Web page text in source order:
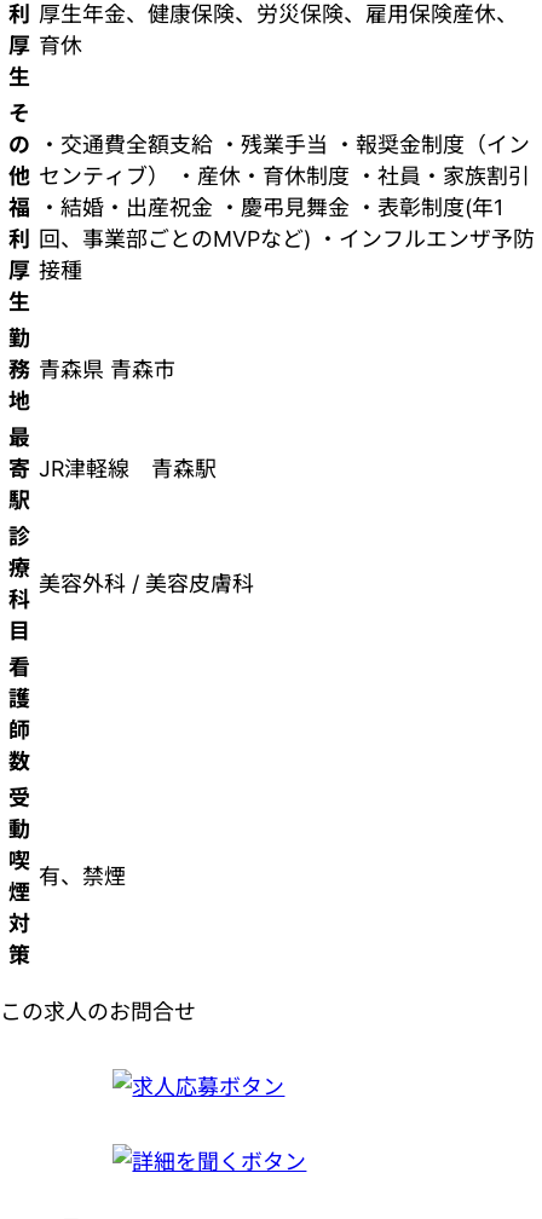
利
厚
生
厚生年金、健康保険、労災保険、雇用保険産休、
育休
そ
の
他
福
利
厚
生
・交通費全額支給 ・残業手当 ・報奨金制度（イン
センティブ） ・産休・育休制度 ・社員・家族割引
・結婚・出産祝金 ・慶弔見舞金 ・表彰制度(年1
回、事業部ごとのMVPなど) ・インフルエンザ予防
接種
勤
務
地
青森県 青森市
最
寄
駅
JR津軽線 青森駅
診
療
科
目
美容外科 / 美容皮膚科
看
護
師
数
受
動
喫
煙
対
策
有、禁煙
この求人のお問合せ